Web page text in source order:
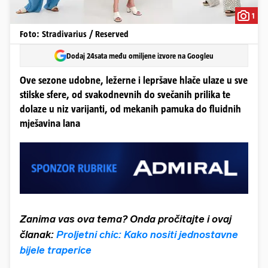
1
Foto: Stradivarius / Reserved
Dodaj 24sata među omiljene izvore na Googleu
Ove sezone udobne, ležerne i lepršave hlače ulaze u sve
stilske sfere, od svakodnevnih do svečanih prilika te
dolaze u niz varijanti, od mekanih pamuka do fluidnih
mješavina lana
Zanima vas ova tema? Onda pročitajte i ovaj
članak: Proljetni chic: Kako nositi jednostavne
bijele traperice